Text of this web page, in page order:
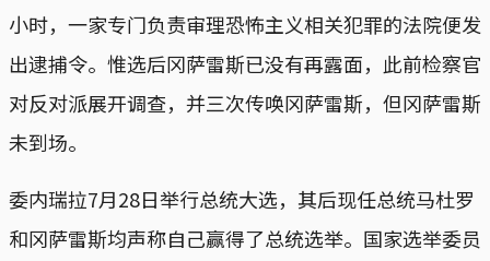
小时，一家专门负责审理恐怖主义相关犯罪的法院便发
出逮捕令。惟选后冈萨雷斯已没有再露面，此前检察官
对反对派展开调查，并三次传唤冈萨雷斯，但冈萨雷斯
未到场。
委内瑞拉7月28日举行总统大选，其后现任总统马杜罗
和冈萨雷斯均声称自己赢得了总统选举。国家选举委员